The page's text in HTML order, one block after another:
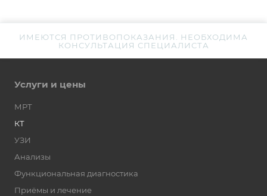
ИМЕЮТСЯ ПРОТИВОПОКАЗАНИЯ. НЕОБХОДИМА
КОНСУЛЬТАЦИЯ СПЕЦИАЛИСТА
Услуги и цены
МРТ
КТ
УЗИ
Анализы
Функциональная диагностика
Приёмы и лечение